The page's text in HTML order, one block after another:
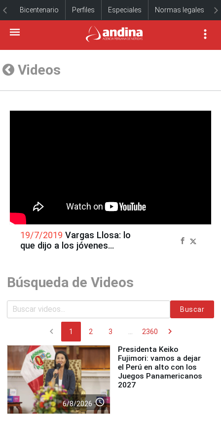
Bicentenario Perfiles Especiales Normas legales
Videos
19/7/2019 Vargas Llosa: lo
que dijo a los jóvenes
Búsqueda de Videos
Buscar
chevron_left 1 2 3 2360 chevron_right
6/8/2026 access_time
Presidenta Keiko
Fujimori: vamos a dejar
el Perú en alto con los
Juegos Panamericanos
2027